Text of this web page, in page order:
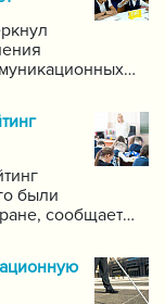
уроков
были
сообщает
Министров